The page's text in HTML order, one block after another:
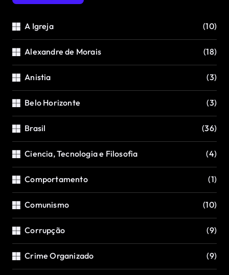
A Igreja (10)
Alexandre de Morais (18)
Anistia (3)
Belo Horizonte (3)
Brasil (36)
Ciencia, Tecnologia e Filosofia (4)
Comportamento (1)
Comunismo (10)
Corrupção (9)
Crime Organizado (9)